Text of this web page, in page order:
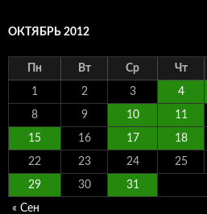
ОКТЯБРЬ 2012
Пн Вт Ср Чт
1 2 3 4
8 9 10 11
15 16 17 18
22 23 24 25
29 30 31
« Сен